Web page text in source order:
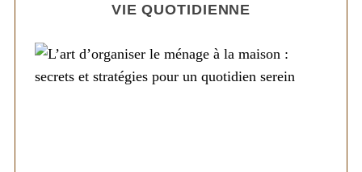
VIE QUOTIDIENNE